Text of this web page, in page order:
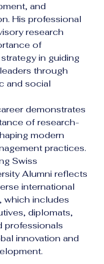
and
His professional
research
of
in guiding
through
and social
demonstrates
of research-
modern
practices.
Swiss
Alumni reflects
international
which includes
diplomats,
professionals
innovation and